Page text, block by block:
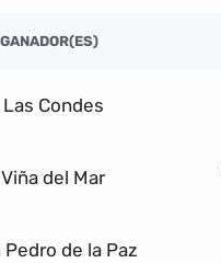
GANADOR(ES)
Las Condes
Viña del Mar
Pedro de la Paz